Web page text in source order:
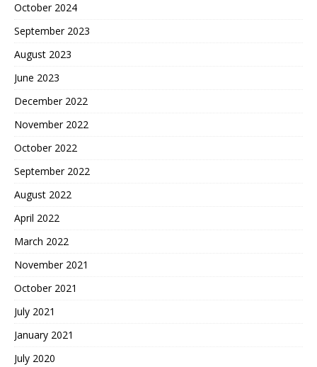
October 2024
September 2023
August 2023
June 2023
December 2022
November 2022
October 2022
September 2022
August 2022
April 2022
March 2022
November 2021
October 2021
July 2021
January 2021
July 2020